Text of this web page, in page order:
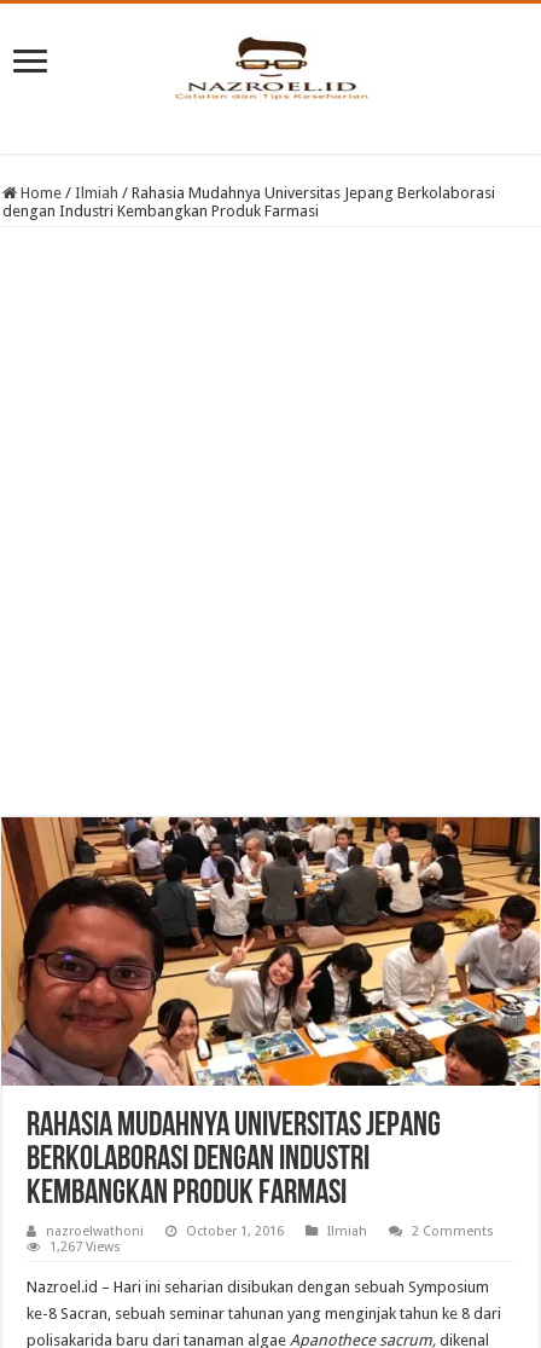
Home / Ilmiah / Rahasia Mudahnya Universitas Jepang Berkolaborasi
dengan Industri Kembangkan Produk Farmasi
Rahasia Mudahnya Universitas Jepang
Berkolaborasi dengan Industri
Kembangkan Produk Farmasi
nazroelwathoni October 1, 2016 Ilmiah
2 Comments
1,267 Views
Nazroel.id – Hari ini seharian disibukan dengan sebuah Symposium
ke-8 Sacran, sebuah seminar tahunan yang menginjak tahun ke 8 dari
polisakarida baru dari tanaman algaeApanothece sacrum,dikenal